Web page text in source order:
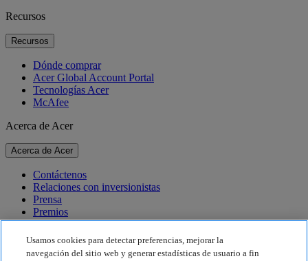
Recursos
Recursos
Dónde comprar
Acer Global Account Portal
Tecnologías Acer
McAfee
Acerca de Acer
Acerca de Acer
Contáctenos
Relaciones con inversionistas
Prensa
Premios
Eventos
Sostenibilidad
Usamos cookies para detectar preferencias, mejorar la
navegación del sitio web y generar estadísticas de usuario a fin